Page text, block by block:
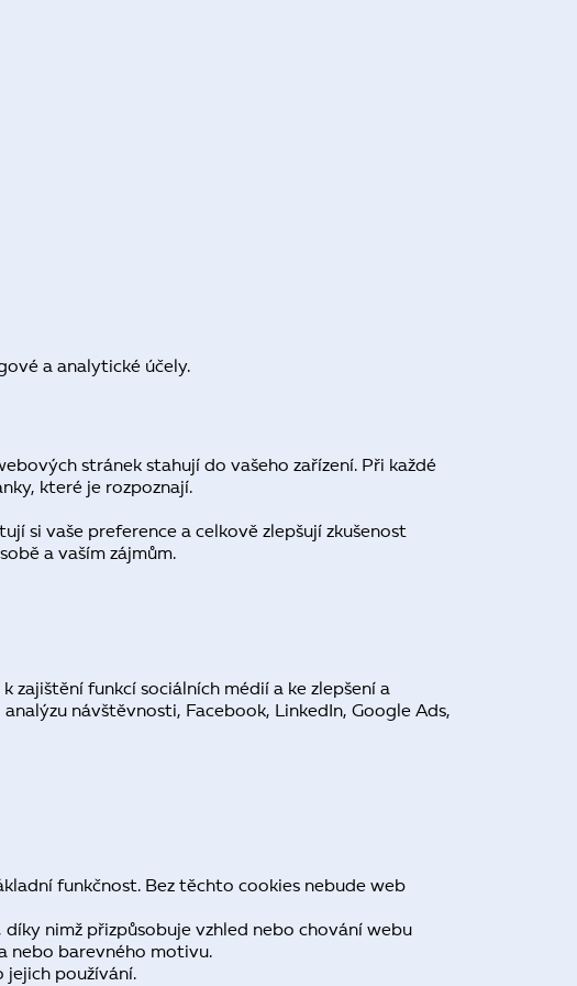
a analytické účely.
stránek stahují do vašeho zařízení. Při každé
které je rozpoznají.
si vaše preference a celkově zlepšují zkušenost
a vaším zájmům.
zajištění funkcí sociálních médií a ke zlepšení a
návštěvnosti, Facebook, LinkedIn, Google Ads,
funkčnost. Bez těchto cookies nebude web
nimž přizpůsobuje vzhled nebo chování webu
nebo barevného motivu.
jejich používání.